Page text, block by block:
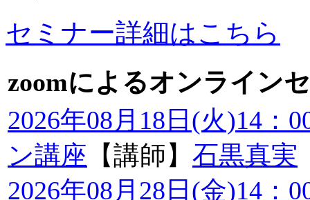
セミナー詳細はこちら
zoomによるオンライン
2026年08月18日(火)14
ン講座 【講師】 石黒真実
2026年08月28日(金)14